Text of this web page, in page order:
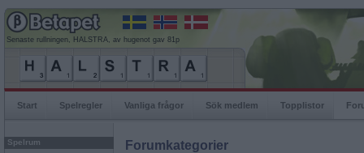
Senaste rullningen, HALSTRA, av hugenot gav 81p
Start Spelregler Vanliga frågor Sök medlem Topplistor
Spelrum Forumkategorier